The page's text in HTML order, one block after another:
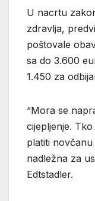
U nacrtu
zdravlja,
poštovale
sa do 3.600
1.450 za
“Mora se
cijepljenje.
platiti
nadležna za
Edtstadler.